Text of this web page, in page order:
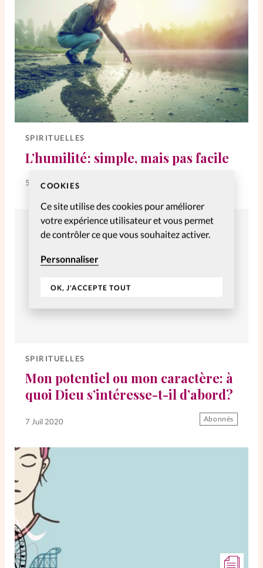
COOKIES
Ce site utilise des cookies pour améliorer
votre expérience utilisateur et vous permet
de contrôler ce que vous souhaitez activer.
Personnaliser
OK, J'ACCEPTE TOUT
SPIRITUELLES
L’humilité : simple, mais pas facile
5 Nov 2020
SPIRITUELLES
Mon potentiel ou mon caractère: à
quoi Dieu s’intéresse-t-il d’abord?
7 Juil 2020 Abonnés